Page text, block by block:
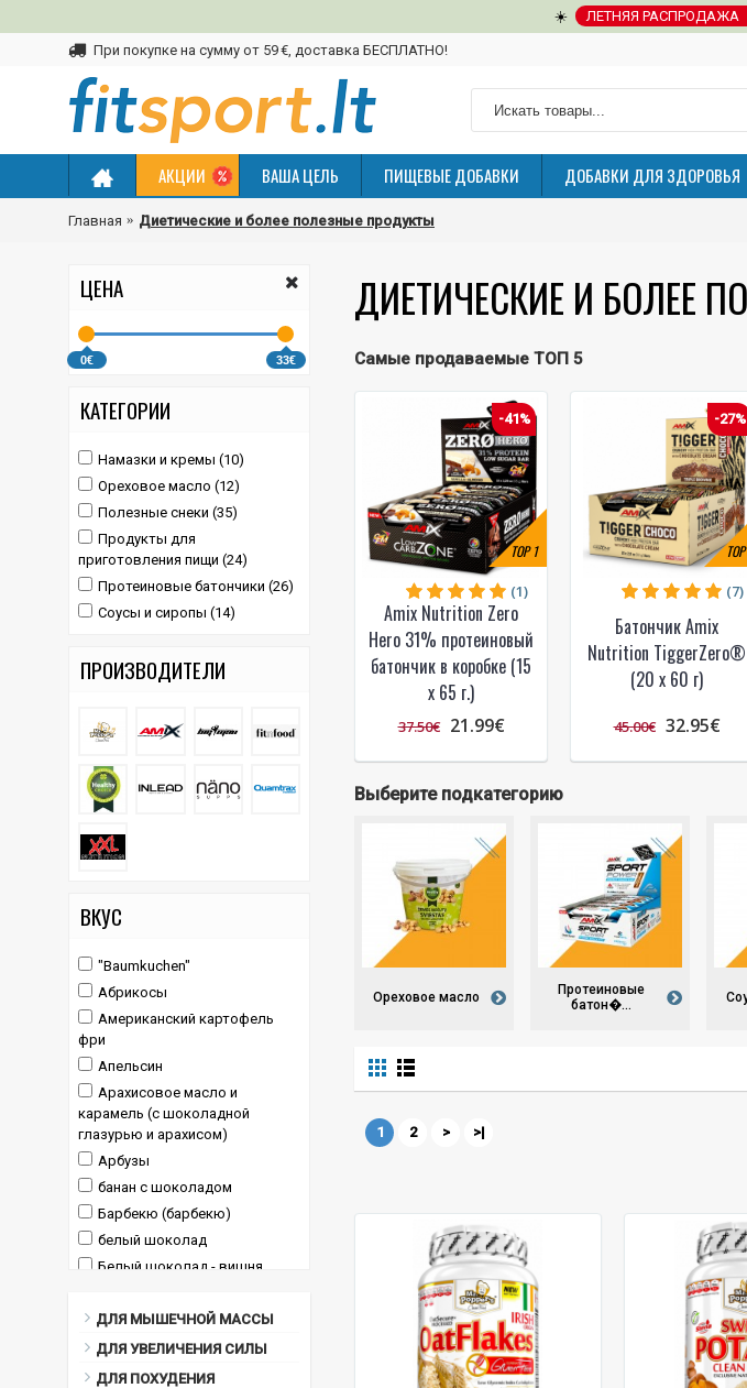
☀️ ЛЕТНЯЯ РАСПРОДАЖА
При покупке на сумму от 59 €, доставка БЕСПЛАТНО!
АКЦИИ ВАША ЦЕЛЬ ПИЩЕВЫЕ ДОБАВКИ ДОБАВКИ ДЛЯ ЗДОРОВЬЯ
Главная Диетические и более полезные продукты
ЦЕНА
0€ 33€
КАТЕГОРИИ
Намазки и кремы (10)
Ореховое масло (12)
Полезные снеки (35)
Продукты для
приготовления пищи (24)
Протеиновые батончики (26)
Соусы и сиропы (14)
ПРОИЗВОДИТЕЛИ
ВКУС
"Baumkuchen"
Абрикосы
Американский картофель
фри
Апельсин
Арахисовое масло и
карамель (с шоколадной
глазурью и арахисом)
Арбузы
банан с шоколадом
Барбекю (барбекю)
белый шоколад
Белый шоколад - вишня
Бельгийские Speculoos
Блины
Бургеры
ДЛЯ МЫШЕЧНОЙ МАССЫ
ДЛЯ УВЕЛИЧЕНИЯ СИЛЫ
ДЛЯ ПОХУДЕНИЯ
ДИЕТИЧЕСКИЕ И БОЛЕЕ
Самые продаваемые ТОП 5
TOP1
-41%
Amix Nutrition Zero
Hero 31% протеиновый
батончик в коробке (15
x 65 г.)
(1)
37.50€ 21.99€
TOP
-27%
Батончик Amix
Nutrition TiggerZero®
(20 x 60 г)
(7)
45.00€ 32.95€
Выберите подкатегорию
Ореховое масло
Протеиновые
батон�...
1 2 > >|